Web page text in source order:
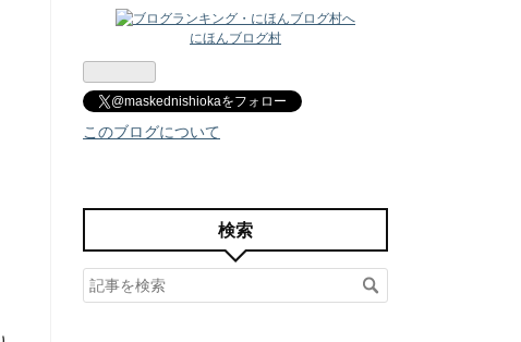
にほんブログ村
@maskednishiokaをフォロー
このブログについて
検索